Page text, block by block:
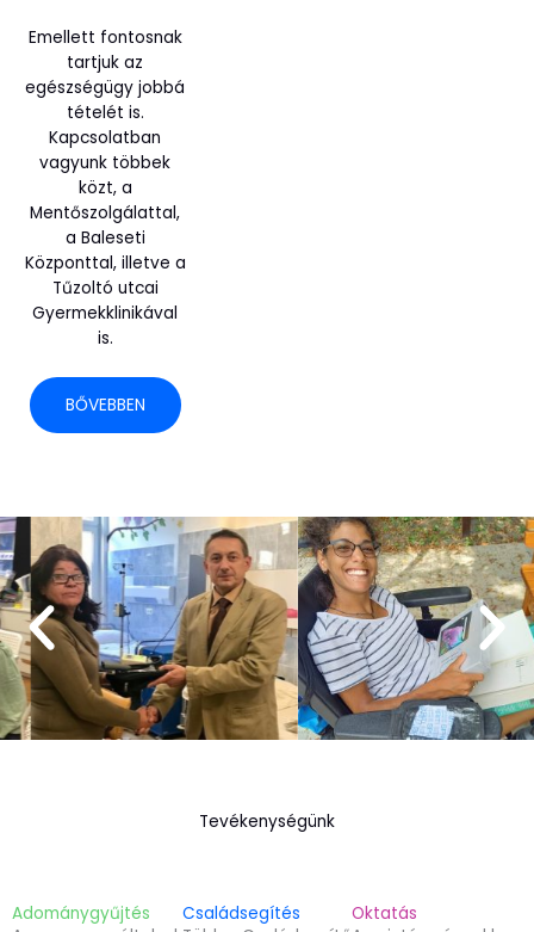
Emellett fontosnak
tartjuk az
egészségügy jobbá
tételét is.
Kapcsolatban
vagyunk többek
közt, a
Mentőszolgálattal,
a Baleseti
Központtal, illetve a
Tűzoltó utcai
Gyermekklinikával
is.
BŐVEBBEN
Tevékenységünk
Adománygyűjtés
Családsegítés
Oktatás